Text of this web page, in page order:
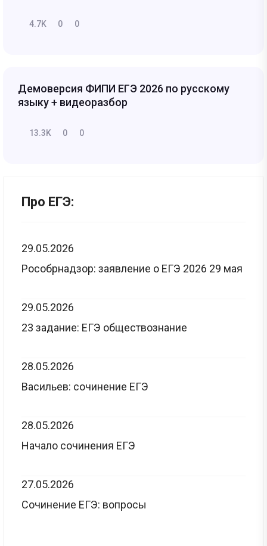
4.7K 0 0
Демоверсия ФИПИ ЕГЭ 2026 по русскому
языку + видеоразбор
13.3K 0 0
Про ЕГЭ:
29.05.2026
Рособрнадзор: заявление о ЕГЭ 2026 29 мая
29.05.2026
23 задание: ЕГЭ обществознание
28.05.2026
Васильев: сочинение ЕГЭ
28.05.2026
Начало сочинения ЕГЭ
27.05.2026
Сочинение ЕГЭ: вопросы